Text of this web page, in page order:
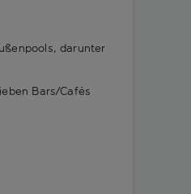
darunter
Bars/Cafés